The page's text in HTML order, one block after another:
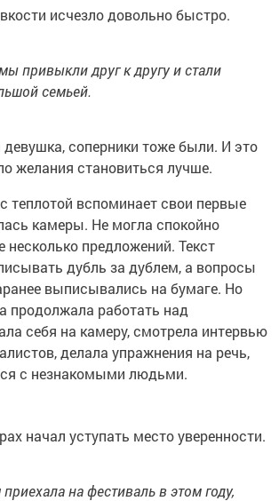
исчезло довольно быстро.
привыкли друг к другу и стали
семьей.
девушка, соперники тоже были. И это
желания становиться лучше.
теплотой вспоминает свои первые
камеры. Не могла спокойно
несколько предложений. Текст
дубль за дублем, а вопросы
выписывались на бумаге. Но
продолжала работать над
себя на камеру, смотрела интервью
делала упражнения на речь,
с незнакомыми людьми.
начал уступать место уверенности.
на фестиваль в этом году,